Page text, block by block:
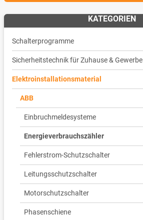
KATEGORIEN
Schalterprogramme
Sicherheitstechnik für Zuhause & Gewerbe
Elektroinstallationsmaterial
ABB
Einbruchmeldesysteme
Energieverbrauchszähler
Fehlerstrom-Schutzschalter
Leitungsschutzschalter
Motorschutzschalter
Phasenschiene